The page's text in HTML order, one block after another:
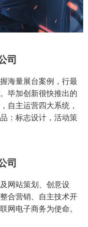
司
海量展台案例，行最
毕加创新很快推出的
自主运营四大系统，
：标志设计，活动策
司
网站策划、创意设
合营销、自主技术开
网电子商务为使命。